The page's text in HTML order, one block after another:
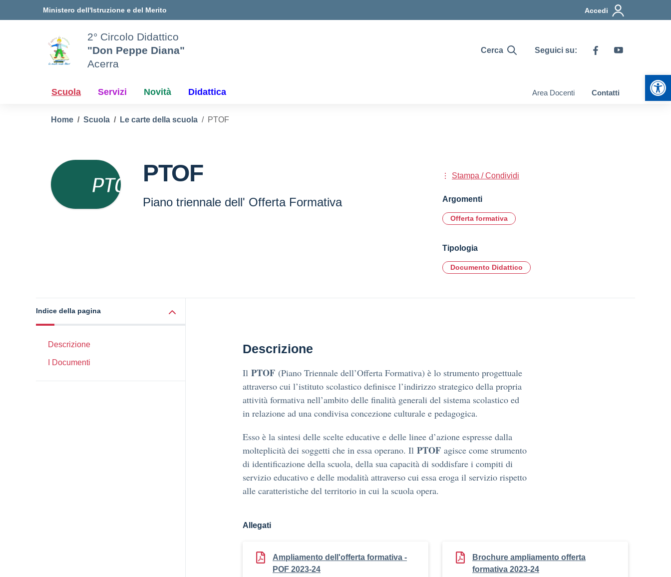
Ministero dell'Istruzione e del Merito Accedi
2° Circolo Didattico
"Don Peppe Diana"
Acerra
Cerca Seguici su:
Scuola Servizi Novità Didattica Area Docenti Contatti
Home Scuola Le carte della scuola PTOF
PTOF
Piano triennale dell' Offerta Formativa
Stampa / Condividi
Argomenti
Offerta formativa
Tipologia
Documento Didattico
Indice della pagina
Descrizione
I Documenti
Descrizione
Il PTOF (Piano Triennale dell’Offerta Formativa) è lo strumento progettuale
attraverso cui l’istituto scolastico definisce l’indirizzo strategico della propria
attività formativa nell’ambito delle finalità generali del sistema scolastico ed
in relazione ad una condivisa concezione culturale e pedagogica.
Esso è la sintesi delle scelte educative e delle linee d’azione espresse dalla
molteplicità dei soggetti che in essa operano. Il PTOF agisce come strumento
di identificazione della scuola, della sua capacità di soddisfare i compiti di
servizio educativo e delle modalità attraverso cui essa eroga il servizio rispetto
alle caratteristiche del territorio in cui la scuola opera.
Allegati
Ampliamento dell'offerta formativa -
POF 2023-24
Brochure ampliamento offerta
formativa 2023-24